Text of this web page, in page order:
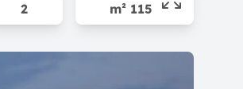
115 m²
2